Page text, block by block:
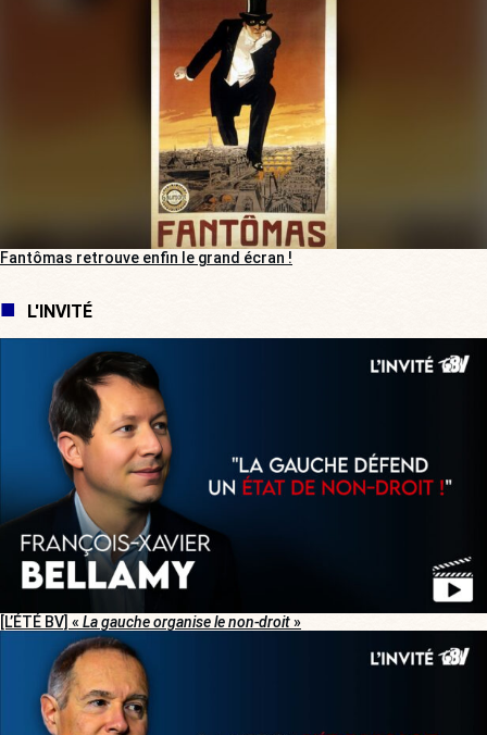
Fantômas retrouve enfin le grand écran !
L'INVITÉ
[L’ÉTÉ BV] « La gauche organise le non-droit»